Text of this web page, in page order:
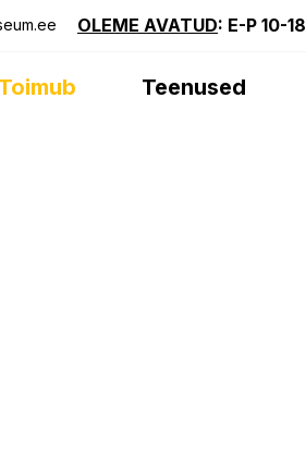
OLEME AVATUD: E-P 10-18
Toimub Teenused